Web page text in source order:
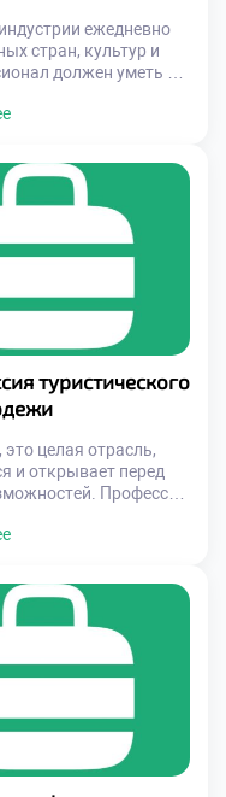
ежедневно
стран, культур и
должен уметь не
оказывать помощь и
и гостеприимству
своих языковых
к […]
туристического
целая отрасль,
и открывает перед
Профессия
она сочетает в себе
обмена. Если
с людьми и хотите